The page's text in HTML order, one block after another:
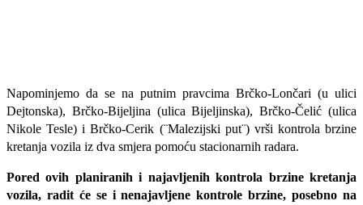
Napominjemo da se na putnim pravcima Brčko-Lončari (u ulici
Dejtonska), Brčko-Bijeljina (ulica Bijeljinska), Brčko-Čelić (ulica
Nikole Tesle) i Brčko-Cerik (¨Malezijski put¨) vrši kontrola brzine
kretanja vozila iz dva smjera pomoću stacionarnih radara.
Pored ovih planiranih i najavljenih kontrola brzine kretanja
vozila, radit će se i nenajavljene kontrole brzine, posebno na